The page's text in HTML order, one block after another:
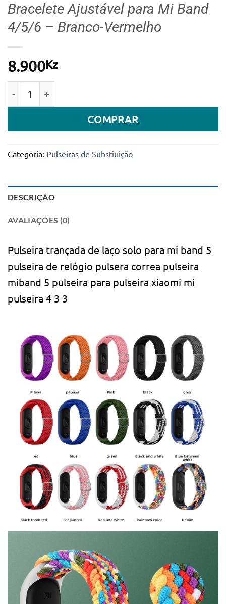
Bracelete Ajustável para Mi Band
4/5/6 – Branco-Vermelho
8.900Kz
COMPRAR
Categoria: Pulseiras de Substiuição
DESCRIÇÃO
AVALIAÇÕES (0)
Pulseira trançada de laço solo para mi band 5
pulseira de relógio pulsera correa pulseira
miband 5 pulseira para pulseira xiaomi mi
pulseira 4 3 3